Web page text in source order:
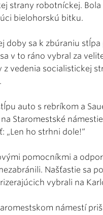
strany robotníckej. Bola
bielohorskú bitku.
doby sa k zbúraniu
v to ráno vybral za
vedenia socialistickej
auto s rebríkom a
Staromestské
„Len ho strhni dole!“
pomocníkmi a
Našťastie sa
vybrali na
námestí